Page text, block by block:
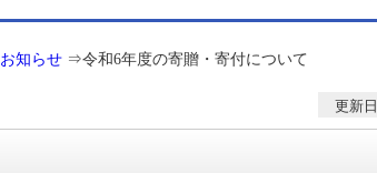
お知らせ ⇒令和6年度の寄贈・寄付について
更新日